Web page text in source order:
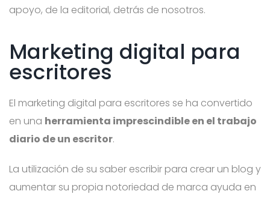
apoyo, de la editorial, detrás de nosotros.
Marketing digital para
escritores
El marketing digital para escritores se ha convertido
en una herramienta imprescindible en el trabajo
diario de un escritor.
La utilización de su saber escribir para crear un blog y
aumentar su propia notoriedad de marca ayuda en